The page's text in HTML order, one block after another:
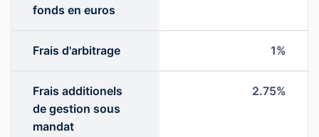
fonds en euros
Frais d'arbitrage 1%
Frais additionels
de gestion sous
mandat
2.75%